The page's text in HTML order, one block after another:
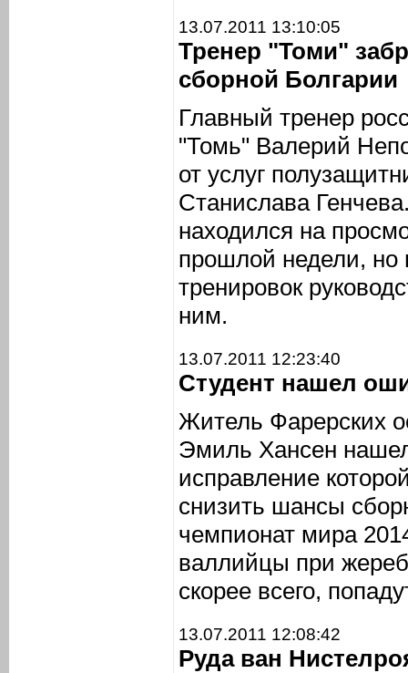
13.07.2011 13:10:05
Тренер "Томи"
сборной Болгарии
Главный тренер
"Томь" Валерий
от услуг
Станислава
находился на
прошлой недели, но
тренировок
ним.
13.07.2011 12:23:40
Студент нашел
Житель Фарерских
Эмиль Хансен
исправление
снизить шансы
чемпионат мира
валлийцы при
скорее всего,
13.07.2011 12:08:42
Руда ван